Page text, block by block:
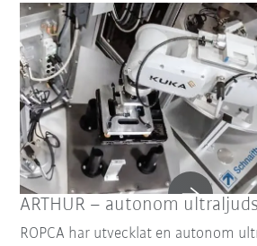
ARTHUR – autonom
ROPCA har utvecklat en autonom